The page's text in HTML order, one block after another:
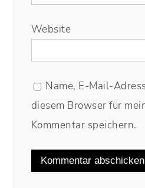
Website
Name, E-Mail-
diesem Browser für
Kommentar speichern.